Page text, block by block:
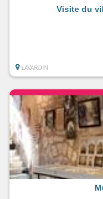
Visite du
LAVARDIN